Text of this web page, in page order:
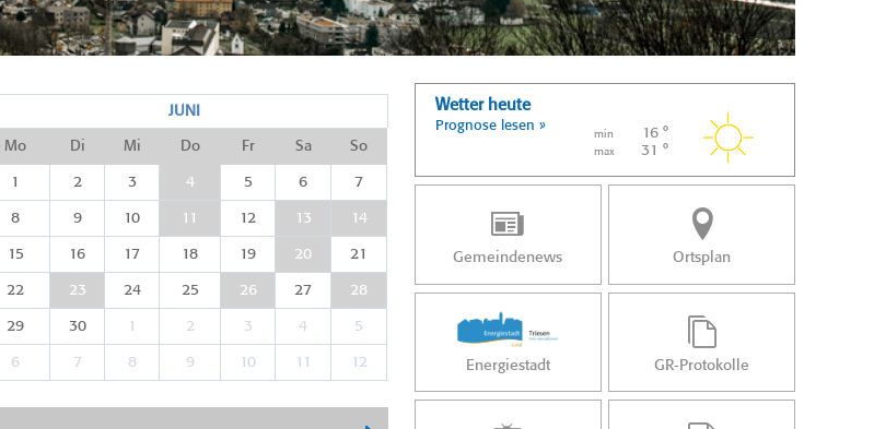
JUNI
Mo Di Mi Do Fr Sa So
1 2 3 4 5 6 7
8 9 10 11 12 13 14
15 16 17 18 19 20 21
22 23 24 25 26 27 28
29 30 1 2 3 4 5
6 7 8 9 10 11 12
Wetter heute
Prognose lesen »
min 16 °
max 31 °
Gemeindenews Ortsplan
Energiestadt GR-Protokolle